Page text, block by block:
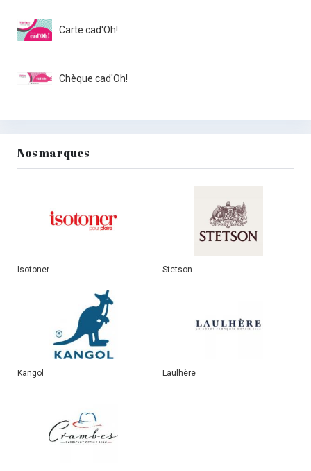
Carte cad'Oh!
Chèque cad'Oh!
Nos marques
Isotoner Stetson
Kangol Laulhère